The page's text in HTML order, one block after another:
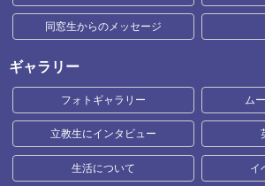
同窓生からのメッセージ
ギャラリー
フォトギャラリー ム
立教生にインタビュー
生活について イ